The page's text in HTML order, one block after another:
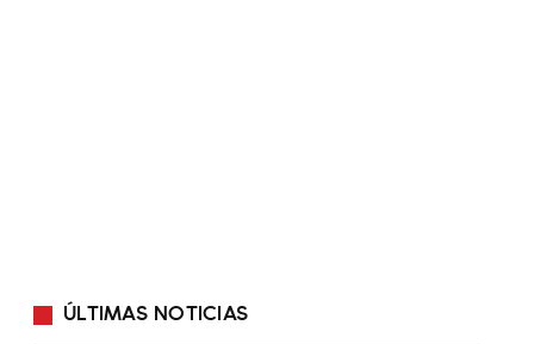
ÚLTIMAS NOTICIAS